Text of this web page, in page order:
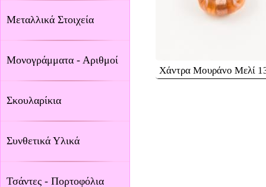
Μεταλλικά Στοιχεία
Μονογράμματα - Αριθμοί
Σκουλαρίκια
Συνθετικά Υλικά
Τσάντες - Πορτοφόλια
Χάντρα Μουράνο Μελί